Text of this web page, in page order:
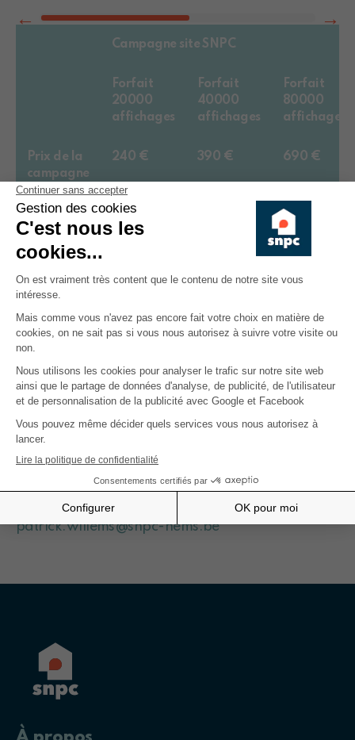
Campagne site SNPC
Forfait
20000
affichages
Forfait
40000
affichages
Forfait
80000
affichages
Prix de la
campagne
240 € 390 € 690 €
CPM 12,50 € 8,625 €
Avantages du site SNPC :
un espace publicitaire isolé dans un article lu
et non noyé dans un fil d'actualité
des lecteurs qui correspondent à votre public
cible
Infos pour dimensions et fichiers utiles : cliquer ici
Patrick Willems - 0491/151575
patrick.willems@snpc-nems.be